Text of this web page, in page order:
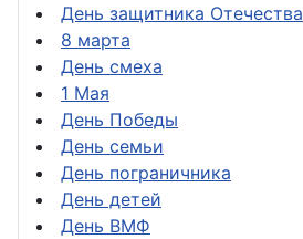
День защитника Отечества
8 марта
День смеха
1 Мая
День Победы
День семьи
День пограничника
День детей
День ВМФ